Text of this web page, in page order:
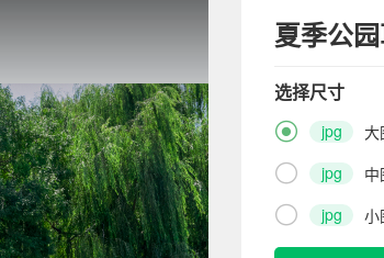
夏季公
选择尺寸
 jpg 大
 jpg 中
 jpg 小